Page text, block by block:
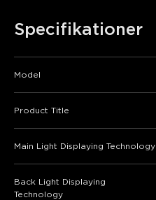
Specifikationer
Model
Product Title
Main Light Displaying Technology
Back Light Displaying
Technology